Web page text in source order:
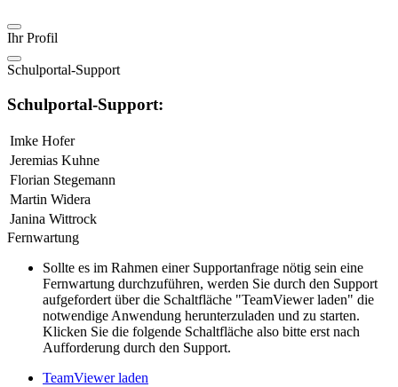
Ihr Profil
Schulportal-Support
Schulportal-Support:
Imke Hofer
Jeremias Kuhne
Florian Stegemann
Martin Widera
Janina Wittrock
Fernwartung
Sollte es im Rahmen einer Supportanfrage nötig sein eine
Fernwartung durchzuführen, werden Sie durch den Support
aufgefordert über die Schaltfläche "TeamViewer laden" die
notwendige Anwendung herunterzuladen und zu starten.
Klicken Sie die folgende Schaltfläche also bitte erst nach
Aufforderung durch den Support.
TeamViewer laden